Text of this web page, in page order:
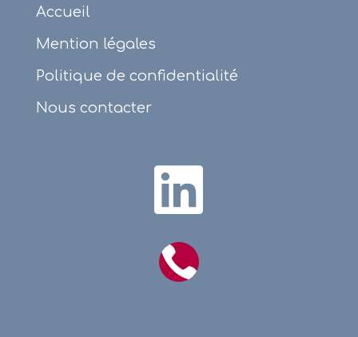
Accueil
Mention légales
Politique de confidentialité
Nous contacter

